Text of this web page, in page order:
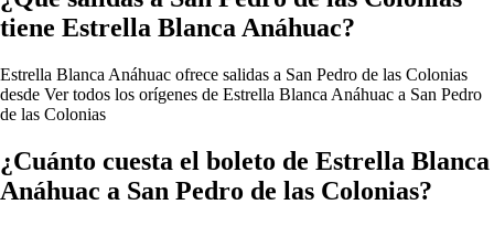
tiene Estrella Blanca Anáhuac?
Estrella Blanca Anáhuac ofrece salidas a San Pedro de las Colonias
desde Ver todos los orígenes de Estrella Blanca Anáhuac a San Pedro
de las Colonias
¿Cuánto cuesta el boleto de Estrella Blanca
Anáhuac a San Pedro de las Colonias?